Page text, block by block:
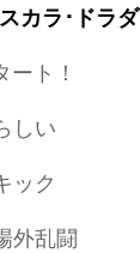
カラ･ドラダ
ト！
しい
ック
外乱闘